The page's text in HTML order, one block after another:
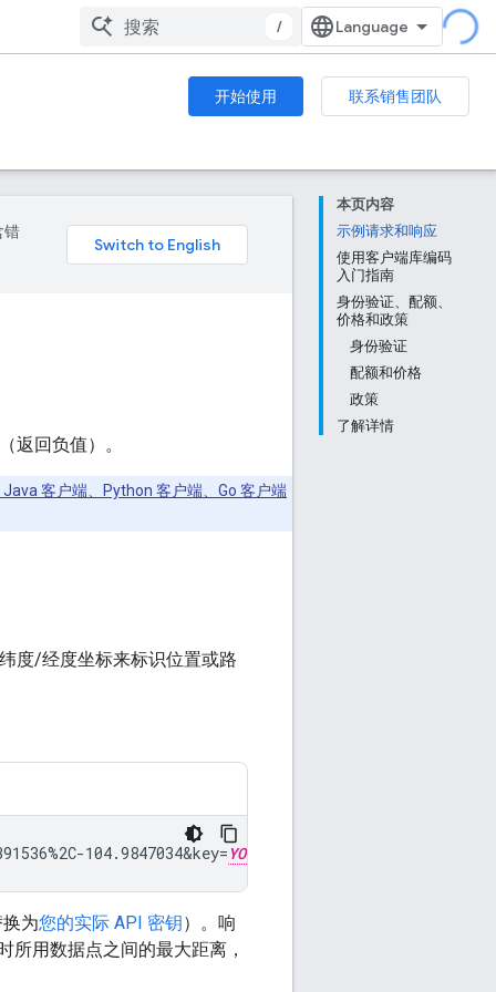
/
开始使用 联系销售团队
本页内容
示例请求和响应
使用客户端库编码
入门指南
身份验证、配额、
价格和政策
身份验证
配额和价格
政策
了解详情
错
返回负值）。
客户端、Python 客户端、Go 客户端
度/经度坐标来标识位置或路
104.9847034&key= YOUR_API_KEY
为您的实际 API 密钥）。响
用数据点之间的最大距离，